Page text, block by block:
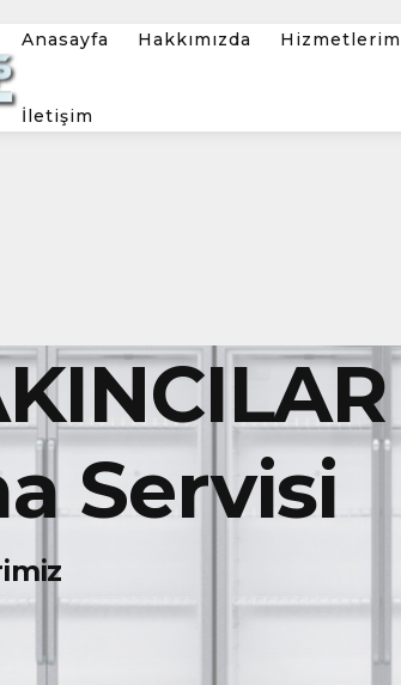
Anasayfa Hakkımızda
İletişim
Servisi